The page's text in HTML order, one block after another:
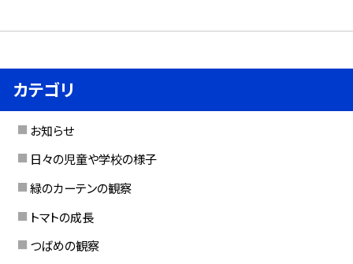
カテゴリ
お知らせ
日々の児童や学校の様子
緑のカーテンの観察
トマトの成長
つばめの観察